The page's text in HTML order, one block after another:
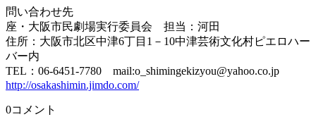
問い合わせ先
座・大阪市民劇場実行委員会 担当：河田
住所：大阪市北区中津6丁目1－10中津芸術文化村ピエロハー
バー内
TEL：06-6451-7780 mail:o_shimingekizyou@yahoo.co.jp
http://osakashimin.jimdo.com/
0コメント